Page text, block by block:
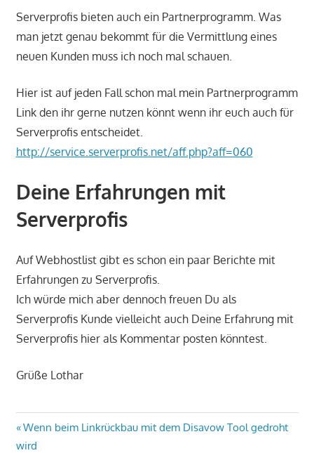
Serverprofis bieten auch ein Partnerprogramm. Was
man jetzt genau bekommt für die Vermittlung eines
neuen Kunden muss ich noch mal schauen.
Hier ist auf jeden Fall schon mal mein Partnerprogramm
Link den ihr gerne nutzen könnt wenn ihr euch auch für
Serverprofis entscheidet.
http://service.serverprofis.net/aff.php?aff=060
Deine Erfahrungen mit
Serverprofis
Auf Webhostlist gibt es schon ein paar Berichte mit
Erfahrungen zu Serverprofis.
Ich würde mich aber dennoch freuen Du als
Serverprofis Kunde vielleicht auch Deine Erfahrung mit
Serverprofis hier als Kommentar posten könntest.
Grüße Lothar
Beitragsnavigation
Vorheriger
Beitrag:
Wenn beim Linkrückbau mit dem Disavow Tool gedroht
wird